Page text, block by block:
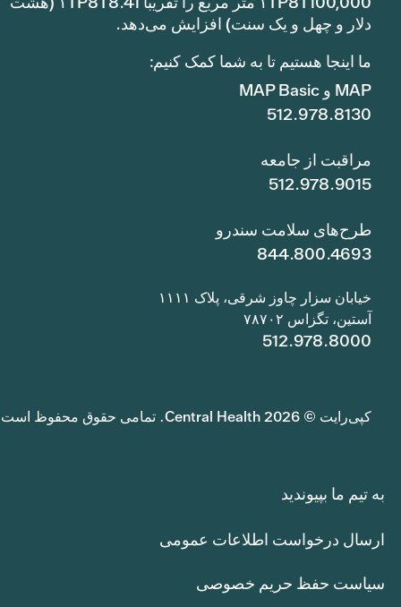
دلار و چهل و یک سنت) افزایش می‌دهد.
ما اینجا هستیم تا به شما کمک کنیم:
MAP و MAP Basic
512.978.8130
مراقبت از جامعه
512.978.9015
طرح‌های سلامت سندرو
844.800.4693
خیابان سزار چاوز شرقی، پلاک ۱۱۱۱
آستین، تگزاس ۷۸۷۰۲
512.978.8000
کپی‌رایت © 2026 Central Health. تمامی حقوق محفوظ است.
به تیم ما بپیوندید
ارسال درخواست اطلاعات عمومی
سیاست حفظ حریم خصوصی